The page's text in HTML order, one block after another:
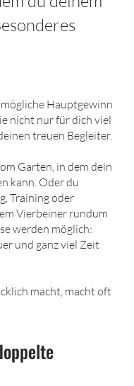
Hauptgewinn
nicht nur für dich viel
treuen Begleiter.
Garten, in dem dein
kann. Oder du
Training oder
Vierbeiner rundum
werden möglich:
und ganz viel Zeit
macht, macht oft